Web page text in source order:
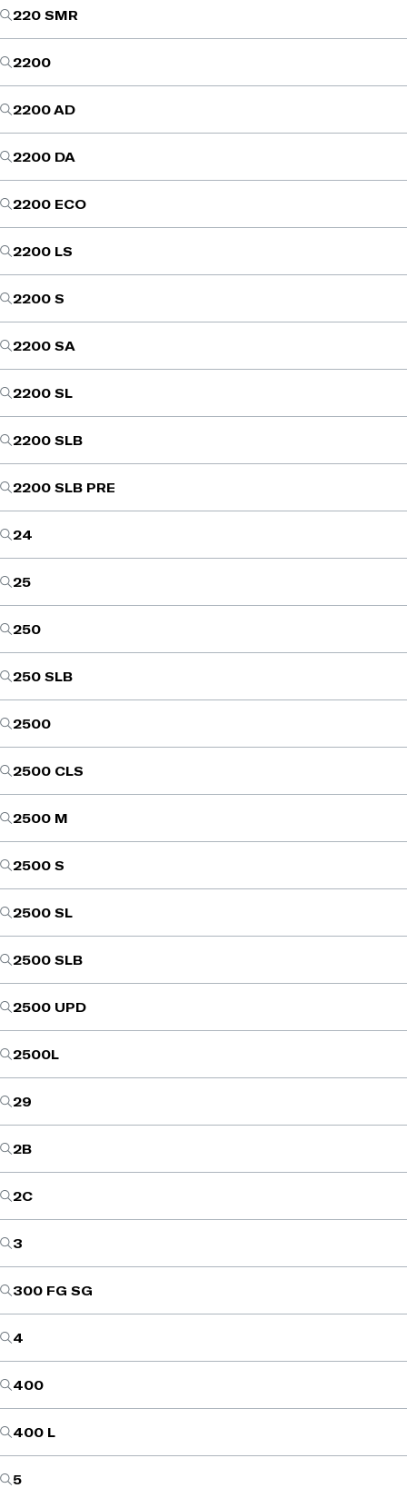
220 SMR
2200
2200 AD
2200 DA
2200 ECO
2200 LS
2200 S
2200 SA
2200 SL
2200 SLB
2200 SLB PRE
24
25
250
250 SLB
2500
2500 CLS
2500 M
2500 S
2500 SL
2500 SLB
2500 UPD
2500L
29
2B
2C
3
300 FG SG
4
400
400 L
5